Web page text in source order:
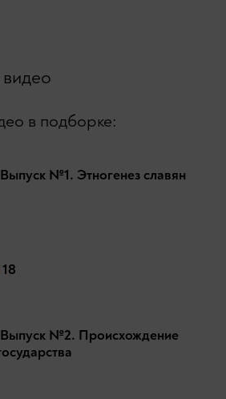
в подборке:
№1. Этногенез славян
18
№2. Происхождение